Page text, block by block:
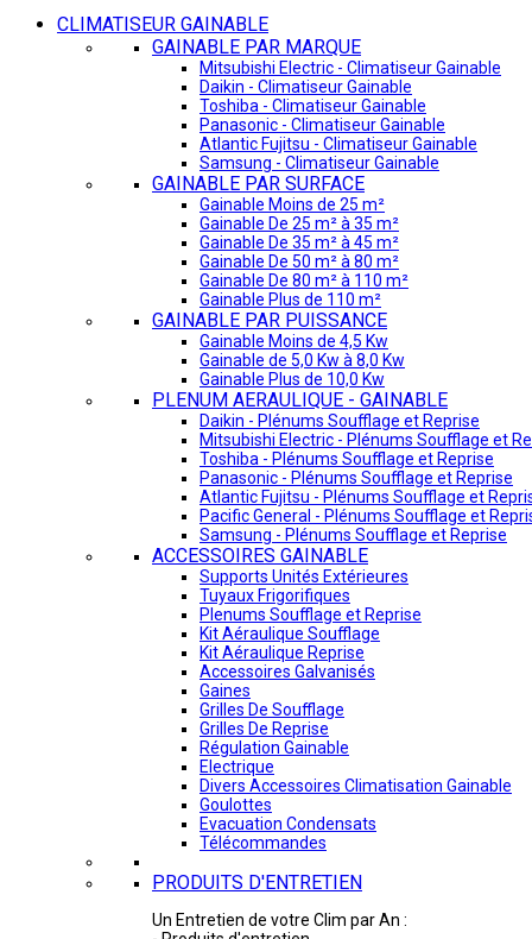
CLIMATISEUR GAINABLE
GAINABLE PAR MARQUE
Mitsubishi Electric - Climatiseur Gainable
Daikin - Climatiseur Gainable
Toshiba - Climatiseur Gainable
Panasonic - Climatiseur Gainable
Atlantic Fujitsu - Climatiseur Gainable
Samsung - Climatiseur Gainable
GAINABLE PAR SURFACE
Gainable Moins de 25 m²
Gainable De 25 m² à 35 m²
Gainable De 35 m² à 45 m²
Gainable De 50 m² à 80 m²
Gainable De 80 m² à 110 m²
Gainable Plus de 110 m²
GAINABLE PAR PUISSANCE
Gainable Moins de 4,5 Kw
Gainable de 5,0 Kw à 8,0 Kw
Gainable Plus de 10,0 Kw
PLENUM AERAULIQUE - GAINABLE
Daikin - Plénums Soufflage et Reprise
Mitsubishi Electric - Plénums Soufflage et
Toshiba - Plénums Soufflage et Reprise
Panasonic - Plénums Soufflage et Reprise
Atlantic Fujitsu - Plénums Soufflage et
Pacific General - Plénums Soufflage et
Samsung - Plénums Soufflage et Reprise
ACCESSOIRES GAINABLE
Supports Unités Extérieures
Tuyaux Frigorifiques
Plenums Soufflage et Reprise
Kit Aéraulique Soufflage
Kit Aéraulique Reprise
Accessoires Galvanisés
Gaines
Grilles De Soufflage
Grilles De Reprise
Régulation Gainable
Electrique
Divers Accessoires Climatisation Gainable
Goulottes
Evacuation Condensats
Télécommandes
PRODUITS D'ENTRETIEN
Un Entretien de votre Clim par An :